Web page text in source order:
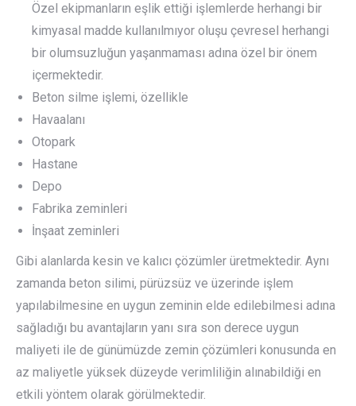
Özel ekipmanların eşlik ettiği işlemlerde herhangi bir
kimyasal madde kullanılmıyor oluşu çevresel herhangi
bir olumsuzluğun yaşanmaması adına özel bir önem
içermektedir.
Beton silme işlemi, özellikle
Havaalanı
Otopark
Hastane
Depo
Fabrika zeminleri
İnşaat zeminleri
Gibi alanlarda kesin ve kalıcı çözümler üretmektedir. Aynı
zamanda beton silimi, pürüzsüz ve üzerinde işlem
yapılabilmesine en uygun zeminin elde edilebilmesi adına
sağladığı bu avantajların yanı sıra son derece uygun
maliyeti ile de günümüzde zemin çözümleri konusunda en
az maliyetle yüksek düzeyde verimliliğin alınabildiği en
etkili yöntem olarak görülmektedir.